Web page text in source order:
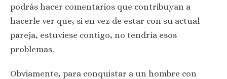
podrás hacer comentarios que contribuyan a
hacerle ver que, si en vez de estar con su actual
pareja, estuviese contigo, no tendría esos
problemas.
Obviamente, para conquistar a un hombre con